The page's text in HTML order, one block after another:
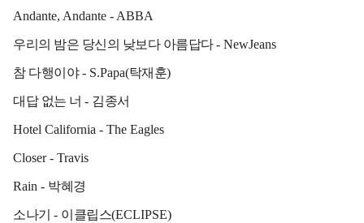
Andante, Andante - ABBA
우리의 밤은 당신의 낮보다 아름답다- NewJeans
참 다행이야- S.Papa(탁재훈)
대답 없는 너 - 김종서
Hotel California - The Eagles
Closer - Travis
Rain - 박혜경
소나기 - 이클립스(ECLIPSE)